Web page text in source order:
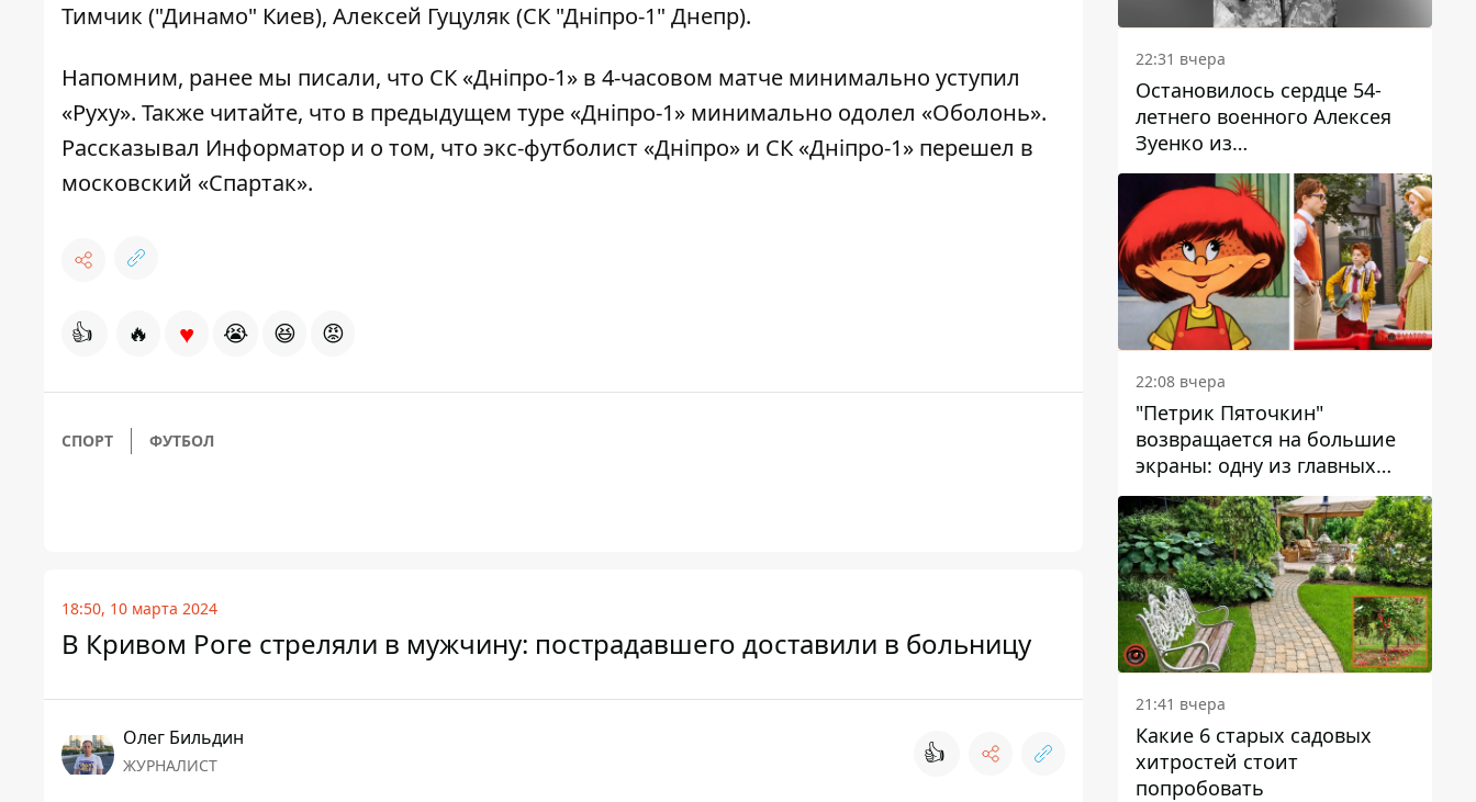
Тимчик ("Динамо" Киев), Алексей Гуцуляк (СК "Дніпро-1" Днепр).
Напомним, ранее мы писали, что СК «Дніпро-1» в 4-часовом матче минимально уступил
«Руху». Также читайте, что в предыдущем туре «Дніпро-1» минимально одолел «Оболонь».
Рассказывал Информатор и о том, что экс-футболист «Дніпро» и СК «Дніпро-1» перешел в
московский «Спартак».
👍 🔥 ♥ 😭 😆 😡
СПОРТ ФУТБОЛ
18:50, 10 марта 2024
В Кривом Роге стреляли в мужчину: пострадавшего доставили в больницу
Олег Бильдин
ЖУРНАЛИСТ 👍
22:31 вчера
Остановилось сердце 54-
летнего военного Алексея
Зуенко из
Днепропетровской области
22:08 вчера
"Петрик Пяточкин"
возвращается на большие
экраны: одну из главных
ролей сыграет 9-летний
днепрянин Александр
Войтеховский
21:41 вчера
Какие 6 старых садовых
хитростей стоит
попробовать